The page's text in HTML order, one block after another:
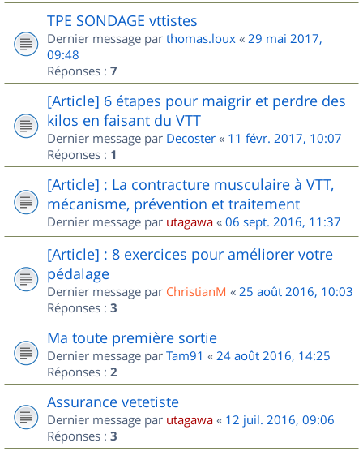
TPE SONDAGE vttistes
Dernier message par thomas.loux « 29 mai 2017,
09:48
Réponses : 7
[Article] 6 étapes pour maigrir et perdre des
kilos en faisant du VTT
Dernier message par Decoster « 11 févr. 2017, 10:07
Réponses : 1
[Article] : La contracture musculaire à VTT,
mécanisme, prévention et traitement
Dernier message par utagawa « 06 sept. 2016, 11:37
[Article] : 8 exercices pour améliorer votre
pédalage
Dernier message par ChristianM « 25 août 2016, 10:03
Réponses : 3
Ma toute première sortie
Dernier message par Tam91 « 24 août 2016, 14:25
Réponses : 2
Assurance vetetiste
Dernier message par utagawa « 12 juil. 2016, 09:06
Réponses : 3